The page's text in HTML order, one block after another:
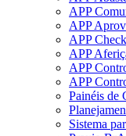
APP
APP
APP
APP
APP
APP
Painéis de
Sistema